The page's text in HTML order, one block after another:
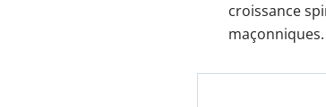
croissance
maçonniques.